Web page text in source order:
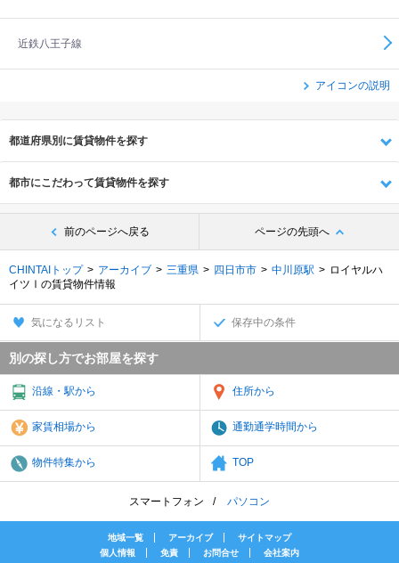
近鉄八王子線
アイコンの説明
都道府県別に賃貸物件を探す
都市にこだわって賃貸物件を探す
前のページへ戻る ページの先頭へ
CHINTAIトップ アーカイブ 三重県 四日市市 中川原駅
ロイヤルハ
イツⅠの賃貸物件情報
気になるリスト 保存中の条件
別の探し方でお部屋を探す
沿線・駅から 住所から
家賃相場から 通勤通学時間から
物件特集から TOP
スマートフォン パソコン
地域一覧 アーカイブ
サイトマップ
個人情報
免責 お問合せ 会社案内